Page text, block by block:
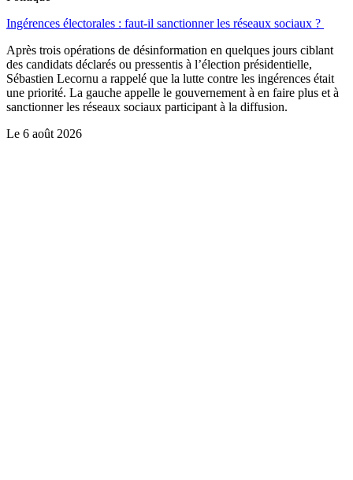
Ingérences électorales : faut-il sanctionner les réseaux sociaux ?
Après trois opérations de désinformation en quelques jours ciblant
des candidats déclarés ou pressentis à l’élection présidentielle,
Sébastien Lecornu a rappelé que la lutte contre les ingérences était
une priorité. La gauche appelle le gouvernement à en faire plus et à
sanctionner les réseaux sociaux participant à la diffusion.
Le 6 août 2026